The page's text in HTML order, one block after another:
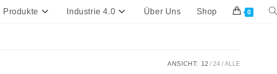
Produkte Industrie 4.0 Über Uns Shop 0
ANSICHT: 12 24 ALLE